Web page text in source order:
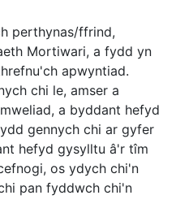
perthynas/ffrind,
Mortiwari, a fydd yn
apwyntiad.
chi le, amser a
a byddant hefyd
gennych chi ar gyfer
hefyd gysylltu â'r tîm
os ydych chi'n
pan fyddwch chi'n